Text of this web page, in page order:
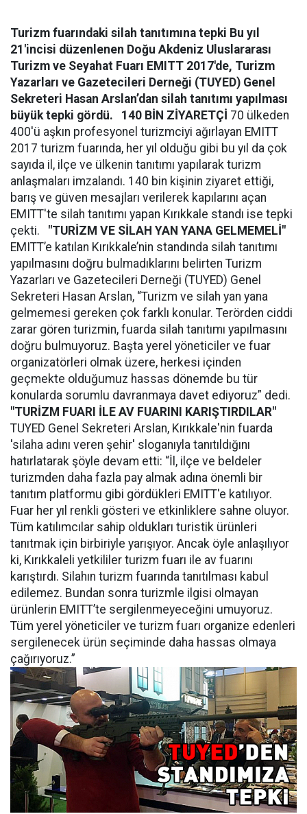
Turizm fuarındaki silah tanıtımına tepki Bu yıl
21'incisi düzenlenen Doğu Akdeniz Uluslararası
Turizm ve Seyahat Fuarı EMITT 2017'de, Turizm
Yazarları ve Gazetecileri Derneği (TUYED) Genel
Sekreteri Hasan Arslan’dan silah tanıtımı yapılması
büyük tepki gördü.
140 BİN ZİYARETÇİ 70 ülkeden
400'ü aşkın profesyonel turizmciyi ağırlayan EMITT
2017 turizm fuarında, her yıl olduğu gibi bu yıl da çok
sayıda il, ilçe ve ülkenin tanıtımı yapılarak turizm
anlaşmaları imzalandı. 140 bin kişinin ziyaret ettiği,
barış ve güven mesajları verilerek kapılarını açan
EMITT'te silah tanıtımı yapan Kırıkkale standı ise tepki
çekti. "TURİZM VE SİLAH YAN YANA GELMEMELİ"
EMITT’e katılan Kırıkkale’nin standında silah tanıtımı
yapılmasını doğru bulmadıklarını belirten Turizm
Yazarları ve Gazetecileri Derneği (TUYED) Genel
Sekreteri Hasan Arslan, “Turizm ve silah yan yana
gelmemesi gereken çok farklı konular. Terörden ciddi
zarar gören turizmin, fuarda silah tanıtımı yapılmasını
doğru bulmuyoruz. Başta yerel yöneticiler ve fuar
organizatörleri olmak üzere, herkesi içinden
geçmekte olduğumuz hassas dönemde bu tür
konularda sorumlu davranmaya davet ediyoruz” dedi.
"TURİZM FUARI İLE AV FUARINI KARIŞTIRDILAR"
TUYED Genel Sekreteri Arslan, Kırıkkale'nin fuarda
'silaha adını veren şehir' sloganıyla tanıtıldığını
hatırlatarak şöyle devam etti: “İl, ilçe ve beldeler
turizmden daha fazla pay almak adına önemli bir
tanıtım platformu gibi gördükleri EMITT'e katılıyor.
Fuar her yıl renkli gösteri ve etkinliklere sahne oluyor.
Tüm katılımcılar sahip oldukları turistik ürünleri
tanıtmak için birbiriyle yarışıyor. Ancak öyle anlaşılıyor
ki, Kırıkkaleli yetkililer turizm fuarı ile av fuarını
karıştırdı. Silahın turizm fuarında tanıtılması kabul
edilemez. Bundan sonra turizmle ilgisi olmayan
ürünlerin EMITT’te sergilenmeyeceğini umuyoruz.
Tüm yerel yöneticiler ve turizm fuarı organize edenleri
sergilenecek ürün seçiminde daha hassas olmaya
çağırıyoruz.”